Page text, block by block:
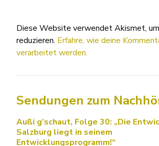
Diese Website verwendet Akismet,
reduzieren. Erfahre, wie deine
verarbeitet werden.
Sendungen zum
Außi g’schaut, Folge 30: „Die
Salzburg liegt in seinem
Entwicklungsprogramm!“